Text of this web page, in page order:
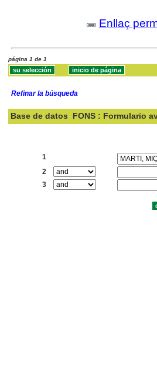
Enllaç
página 1 de 1
Refinar la búsqueda
Base de datos FONS : Formulario
1
2
3